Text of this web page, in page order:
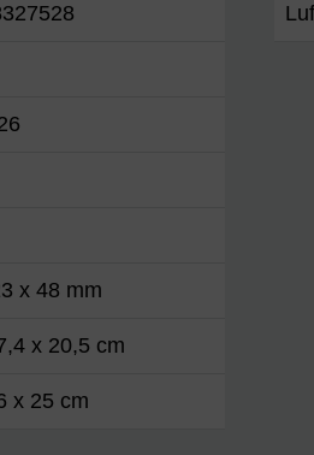
x 48 mm
x 20,5 cm
x 25 cm